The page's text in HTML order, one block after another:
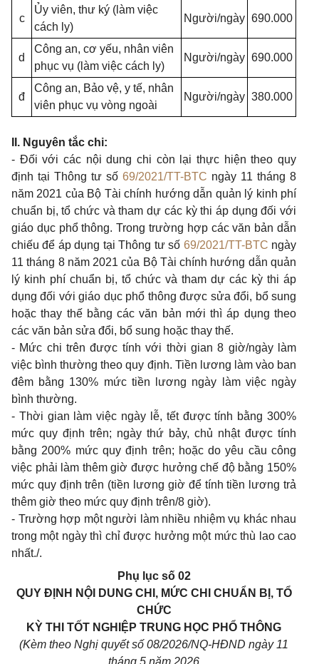
c
Ủy viên, thư ký (làm việc
cách ly)
Người/ngày 690.000
d
Công an, cơ yếu, nhân viên
phục vụ (làm việc cách ly)
Người/ngày 690.000
đ
Công an, Bảo vệ, y tế, nhân
viên phục vụ vòng ngoài
Người/ngày 380.000
II. Nguyên tắc chi:
- Đối với các nội dung chi còn lại thực hiện theo quy
định tại Thông tư số 69/2021/TT-BTC ngày 11 tháng 8
năm 2021 của Bộ Tài chính hướng dẫn quản lý kinh phí
chuẩn bị, tổ chức và tham dự các kỳ thi áp dụng đối với
giáo dục phổ thông. Trong trường hợp các văn bản dẫn
chiếu để áp dụng tại Thông tư số 69/2021/TT-BTC ngày
11 tháng 8 năm 2021 của Bộ Tài chính hướng dẫn quản
lý kinh phí chuẩn bị, tổ chức và tham dự các kỳ thi áp
dụng đối với giáo dục phổ thông được sửa đổi, bổ sung
hoặc thay thế bằng các văn bản mới thì áp dụng theo
các văn bản sửa đổi, bổ sung hoặc thay thế.
- Mức chi trên được tính với thời gian 8 giờ/ngày làm
việc bình thường theo quy định. Tiền lương làm vào ban
đêm bằng 130% mức tiền lương ngày làm việc ngày
bình thường.
- Thời gian làm việc ngày lễ, tết được tính bằng 300%
mức quy định trên; ngày thứ bảy, chủ nhật được tính
bằng 200% mức quy định trên; hoặc do yêu cầu công
việc phải làm thêm giờ được hưởng chế độ bằng 150%
mức quy định trên (tiền lương giờ để tính tiền lương trả
thêm giờ theo mức quy định trên/8 giờ).
- Trường hợp một người làm nhiều nhiệm vụ khác nhau
trong một ngày thì chỉ được hưởng một mức thù lao cao
nhất./.
Phụ lục số 02
QUY ĐỊNH NỘI DUNG CHI, MỨC CHI CHUẨN BỊ, TỔ
CHỨC
KỲ THI TỐT NGHIỆP TRUNG HỌC PHỔ THÔNG
(Kèm theo Nghị quyết số 08/2026/NQ-HĐND ngày 11
tháng 5 năm 2026